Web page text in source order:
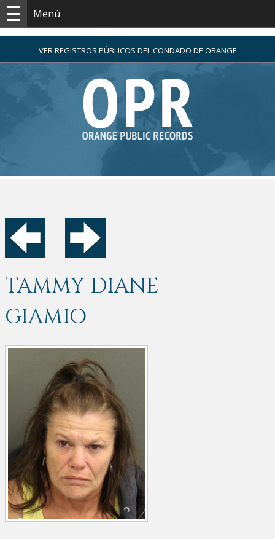
Menú
VER REGISTROS PÚBLICOS DEL CONDADO DE ORANGE
TAMMY DIANE
GIAMIO